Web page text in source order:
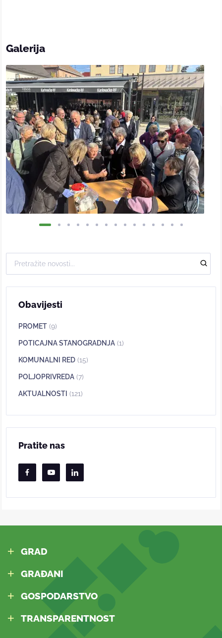
Galerija
Obavijesti
PROMET (9)
POTICAJNA STANOGRADNJA (1)
KOMUNALNI RED (15)
POLJOPRIVREDA (7)
AKTUALNOSTI (121)
Pratite nas
GRAD
GRAĐANI
GOSPODARSTVO
TRANSPARENTNOST